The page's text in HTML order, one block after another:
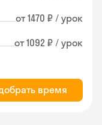
от 1470 ₽ / урок
от 1092 ₽ / урок
время